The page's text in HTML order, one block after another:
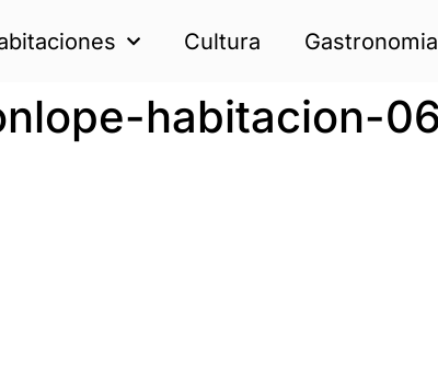
Cultura Gastronomia
habitacion-06